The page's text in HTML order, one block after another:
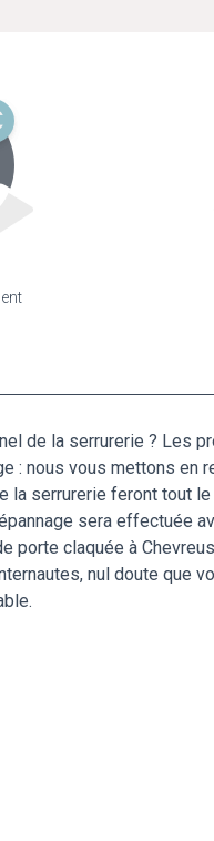
de la serrurerie ? Les
: nous vous mettons en
serrurerie feront tout
sera effectuée
porte claquée à
nul doute que